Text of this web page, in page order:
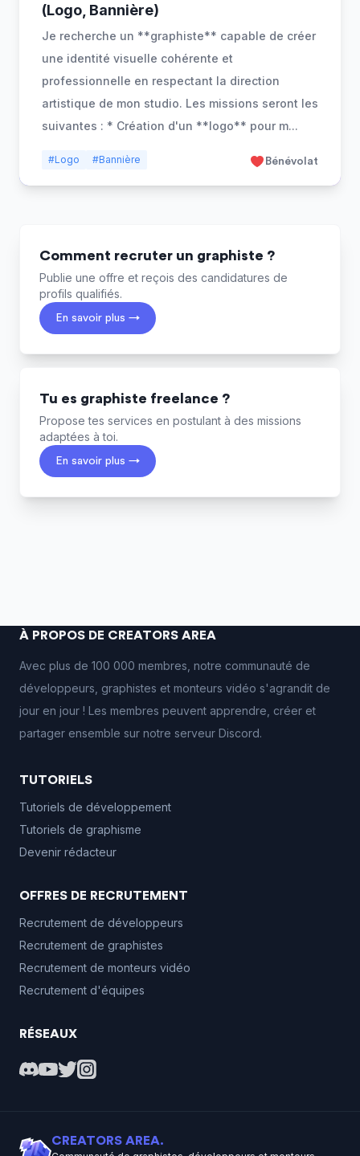
(Logo, Bannière)
Je recherche un **graphiste** capable de créer
une identité visuelle cohérente et
professionnelle en respectant la direction
artistique de mon studio. Les missions seront les
suivantes : * Création d'un **logo** pour m...
#Logo #Bannière Bénévolat
Comment recruter un graphiste ?
Publie une offre et reçois des candidatures de
profils qualifiés.
En savoir plus →
Tu es graphiste freelance ?
Propose tes services en postulant à des missions
adaptées à toi.
En savoir plus →
À PROPOS DE CREATORS AREA
Avec plus de 100 000 membres, notre communauté de
développeurs, graphistes et monteurs vidéo s'agrandit de
jour en jour ! Les membres peuvent apprendre, créer et
partager ensemble sur notre serveur Discord.
TUTORIELS
Tutoriels de développement
Tutoriels de graphisme
Devenir rédacteur
OFFRES DE RECRUTEMENT
Recrutement de développeurs
Recrutement de graphistes
Recrutement de monteurs vidéo
Recrutement d'équipes
RÉSEAUX
CREATORS AREA.